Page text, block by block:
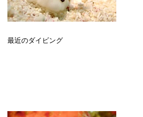
最近のダイビング